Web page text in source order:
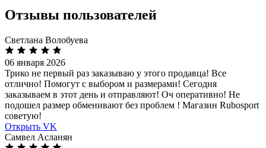
Отзывы пользователей
Светлана Волобуева
06 января 2026
Трико не первый раз заказываю у этого продавца! Все
отлично! Помогут с выбором и размерами! Сегодня
заказываем в этот день и отправляют! Оч оперативно! Не
подошел размер обменивают без проблем ! Магазин Rubosport
советую!
Открыть VK
Самвел Асланян